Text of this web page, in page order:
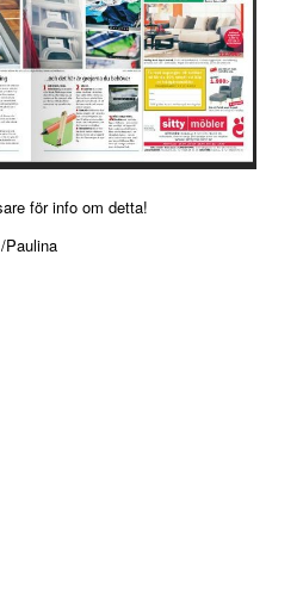
för info om detta!
/Paulina